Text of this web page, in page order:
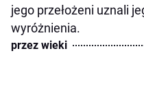
jego przełożeni uznali
wyróżnienia.
przez wieki